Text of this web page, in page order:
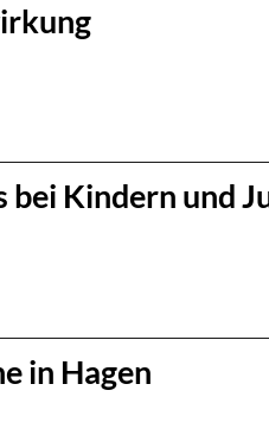
Kindern und
in Hagen